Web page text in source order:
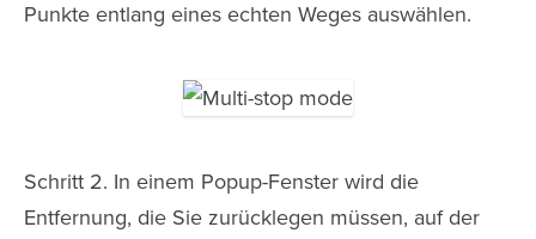
Punkte entlang eines echten Weges auswählen.
Schritt 2. In einem Popup-Fenster wird die
Entfernung, die Sie zurücklegen müssen, auf der